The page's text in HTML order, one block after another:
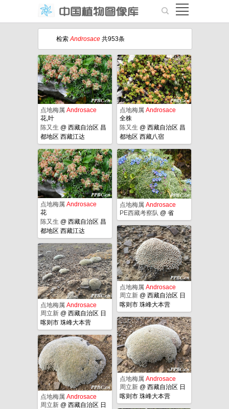
检索Androsace 共953条
点地梅属 Androsace
花,叶
陈又生 @ 西藏自治区 昌
都地区 西藏江达
点地梅属 Androsace
全株
陈又生 @ 西藏自治区 昌
都地区 西藏八宿
点地梅属 Androsace
花
陈又生 @ 西藏自治区 昌
都地区 西藏江达
点地梅属 Androsace
PE西藏考察队 @ 省
点地梅属 Androsace
周立新 @ 西藏自治区 日
喀则市 珠峰大本营
点地梅属 Androsace
周立新 @ 西藏自治区 日
喀则市 珠峰大本营
点地梅属 Androsace
周立新 @ 西藏自治区 日
喀则市 珠峰大本营
点地梅属 Androsace
周立新 @ 西藏自治区 日